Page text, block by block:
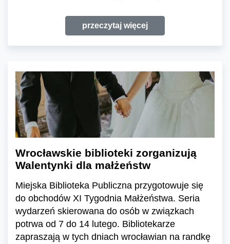
przeczytaj więcej
Wrocławskie biblioteki zorganizują
Walentynki dla małżeństw
Miejska Biblioteka Publiczna przygotowuje się
do obchodów XI Tygodnia Małżeństwa. Seria
wydarzeń skierowana do osób w związkach
potrwa od 7 do 14 lutego. Bibliotekarze
zapraszają w tych dniach wrocławian na randkę